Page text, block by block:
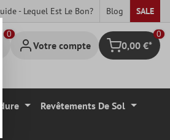
- Lequel Est Le Bon? Blog SALE
Votre compte Panier
0
0,00 €*
Revêtements De Sol